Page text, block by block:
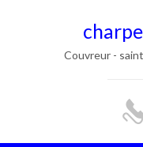
Couvreur -